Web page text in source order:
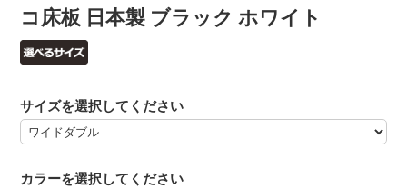
コ床板 日本製 ブラック ホワイト
カラーを選択してください
サイズを選択してください